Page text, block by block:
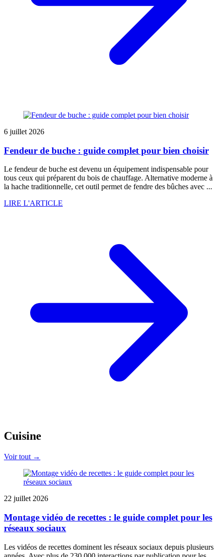
6 juillet 2026
Fendeur de buche : guide complet pour bien choisir
Le fendeur de buche est devenu un équipement indispensable pour
tous ceux qui préparent du bois de chauffage. Alternative moderne à
la hache traditionnelle, cet outil permet de fendre des bûches avec ...
LIRE L'ARTICLE
Cuisine
Voir tout →
22 juillet 2026
Montage vidéo de recettes : le guide complet pour les
réseaux sociaux
Les vidéos de recettes dominent les réseaux sociaux depuis plusieurs